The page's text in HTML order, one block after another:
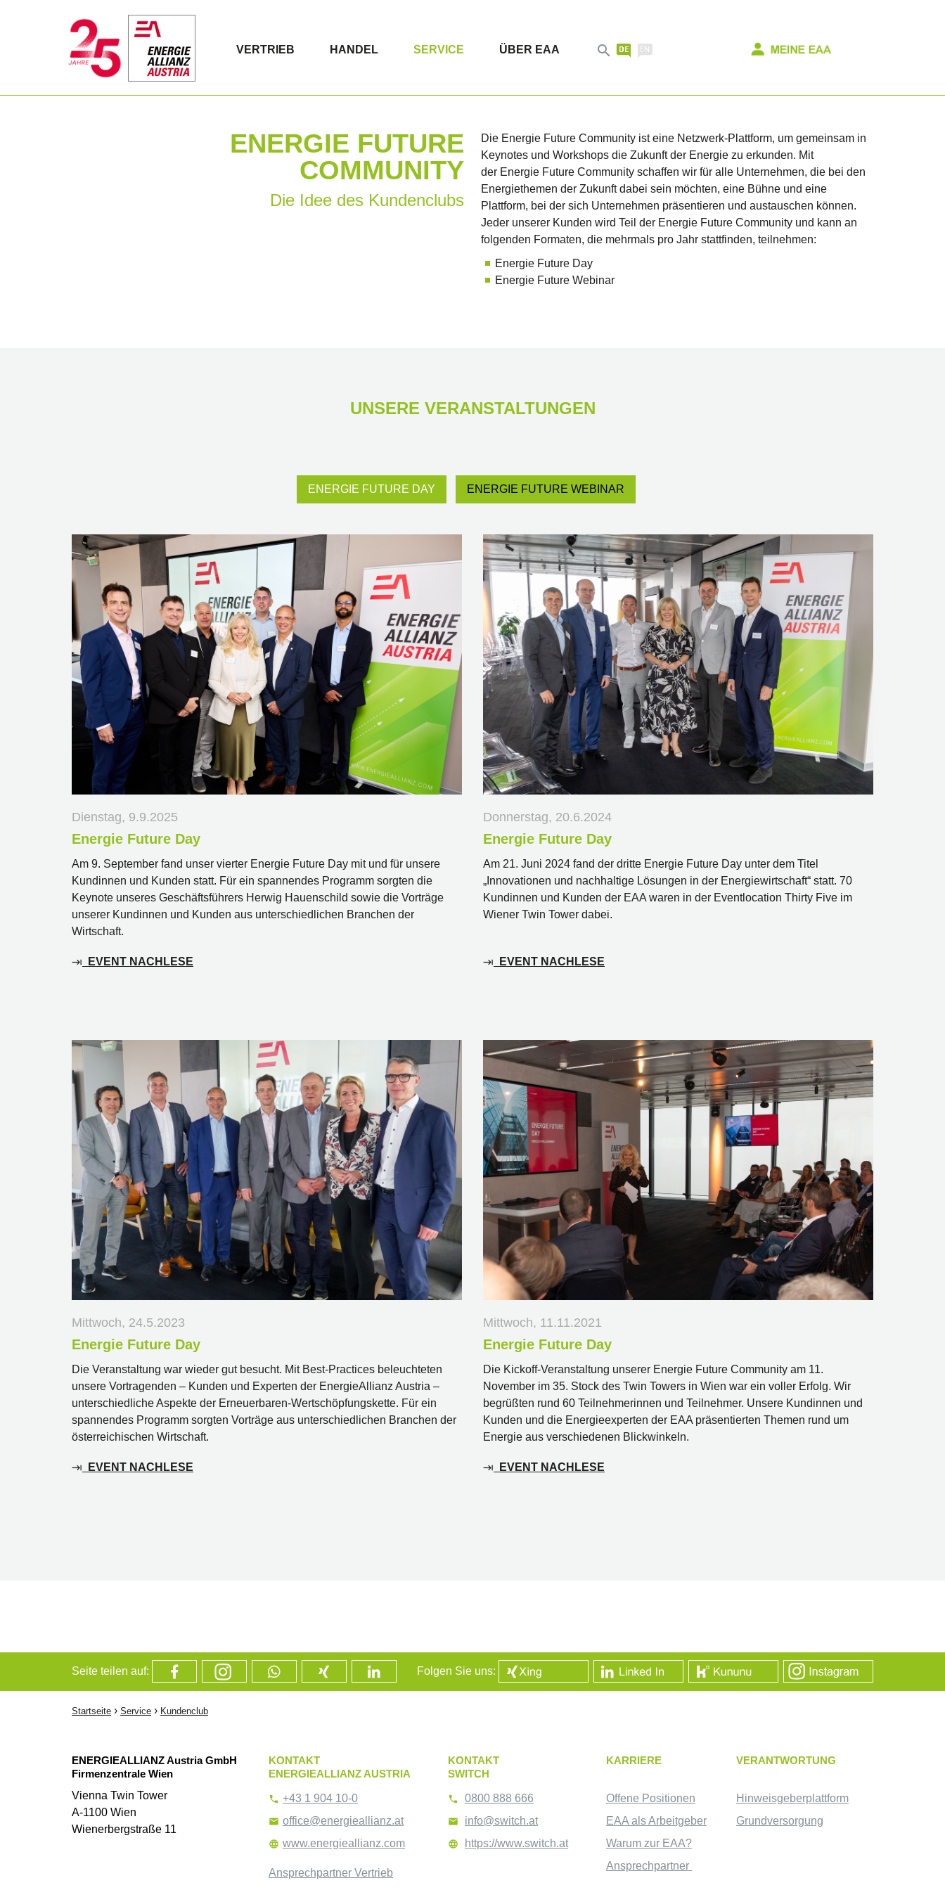
VERTRIEB HANDEL SERVICE ÜBER EAA 
ENERGIE FUTURE
COMMUNITY
Die Idee des Kundenclubs
Die Energie Future Community ist eine Netzwerk-Plattform, um gemeinsam in
Keynotes und Workshops die Zukunft der Energie zu erkunden. Mit
der Energie Future Community schaffen wir für alle Unternehmen, die bei den
Energiethemen der Zukunft dabei sein möchten, eine Bühne und eine
Plattform, bei der sich Unternehmen präsentieren und austauschen können.
Jeder unserer Kunden wird Teil der Energie Future Community und kann an
folgenden Formaten, die mehrmals pro Jahr stattfinden, teilnehmen:
Energie Future Day
Energie Future Webinar
UNSERE VERANSTALTUNGEN
ENERGIE FUTURE DAY ENERGIE FUTURE WEBINAR
Dienstag, 9.9.2025
Energie Future Day
Am 9. September fand unser vierter Energie Future Day mit und für unsere
Kundinnen und Kunden statt. Für ein spannendes Programm sorgten die
Keynote unseres Geschäftsführers Herwig Hauenschild sowie die Vorträge
unserer Kundinnen und Kunden aus unterschiedlichen Branchen der
Wirtschaft.
 EVENT NACHLESE
Donnerstag, 20.6.2024
Energie Future Day
Am 21. Juni 2024 fand der dritte Energie Future Day unter dem Titel
„Innovationen und nachhaltige Lösungen in der Energiewirtschaft“ statt. 70
Kundinnen und Kunden der EAA waren in der Eventlocation Thirty Five im
Wiener Twin Tower dabei.
 EVENT NACHLESE
Mittwoch, 24.5.2023
Energie Future Day
Die Veranstaltung war wieder gut besucht. Mit Best-Practices beleuchteten
unsere Vortragenden – Kunden und Experten der EnergieAllianz Austria –
unterschiedliche Aspekte der Erneuerbaren-Wertschöpfungskette. Für ein
spannendes Programm sorgten Vorträge aus unterschiedlichen Branchen der
österreichischen Wirtschaft.
 EVENT NACHLESE
Mittwoch, 11.11.2021
Energie Future Day
Die Kickoff-Veranstaltung unserer Energie Future Community am 11.
November im 35. Stock des Twin Towers in Wien war ein voller Erfolg. Wir
begrüßten rund 60 Teilnehmerinnen und Teilnehmer. Unsere Kundinnen und
Kunden und die Energieexperten der EAA präsentierten Themen rund um
Energie aus verschiedenen Blickwinkeln.
 EVENT NACHLESE
Seite teilen auf: Folgen Sie uns:
Startseite › Service › Kundenclub
ENERGIEALLIANZ Austria GmbH
Firmenzentrale Wien
Vienna Twin Tower
A-1100 Wien
Wienerbergstraße 11
KONTAKT
ENERGIEALLIANZ AUSTRIA
 +43 1 904 10-0
 office@energieallianz.at
 www.energieallianz.com
Ansprechpartner Vertrieb
KONTAKT
SWITCH
 0800 888 666
 info@switch.at
 https://www.switch.at
KARRIERE
Offene Positionen
EAA als Arbeitgeber
Warum zur EAA?
Ansprechpartner
VERANTWORTUNG
Hinweisgeberplattform
Grundversorgung